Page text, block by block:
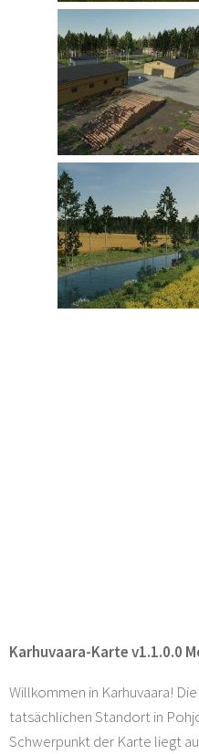
Karhuvaara-Karte v1.1.0.0
Willkommen in Karhuvaara!
tatsächlichen Standort in
Schwerpunkt der Karte liegt